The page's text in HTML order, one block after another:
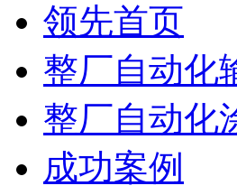
领先首页
整厂自动化
整厂自动化
成功案例